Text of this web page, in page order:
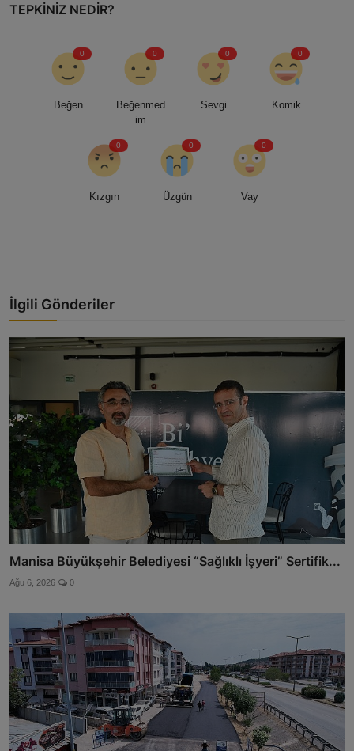
TEPKINIZ NEDIR?
Beğen
0
Beğenmed
im
0
Sevgi
0
Komik
0
Kızgın
0
Üzgün
0
Vay
0
İlgili Gönderiler
Manisa Büyükşehir Belediyesi “Sağlıklı İşyeri” Sertifik...
Ağu 6, 2026 0